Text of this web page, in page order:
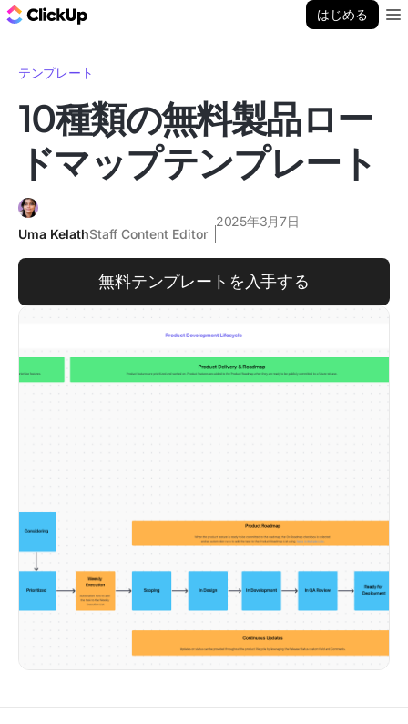
はじめる
テンプレート
10種類の無料製品ロー
ドマップテンプレート
Uma KelathStaff Content Editor
2025年3月7日
無料テンプレートを入手する